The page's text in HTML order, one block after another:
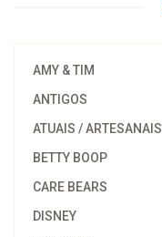
AMY & TIM
ANTIGOS
ATUAIS / ARTESANAIS
BETTY BOOP
CARE BEARS
DISNEY